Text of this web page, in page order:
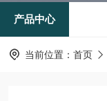
产品中心
当前位置： 首页